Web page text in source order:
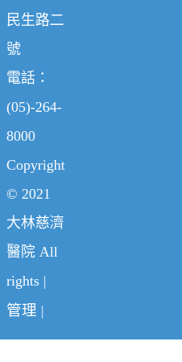
民生路二
號
電話：
(05)-264-
8000
Copyright
© 2021
大林慈濟
醫院 All
rights |
管理 |